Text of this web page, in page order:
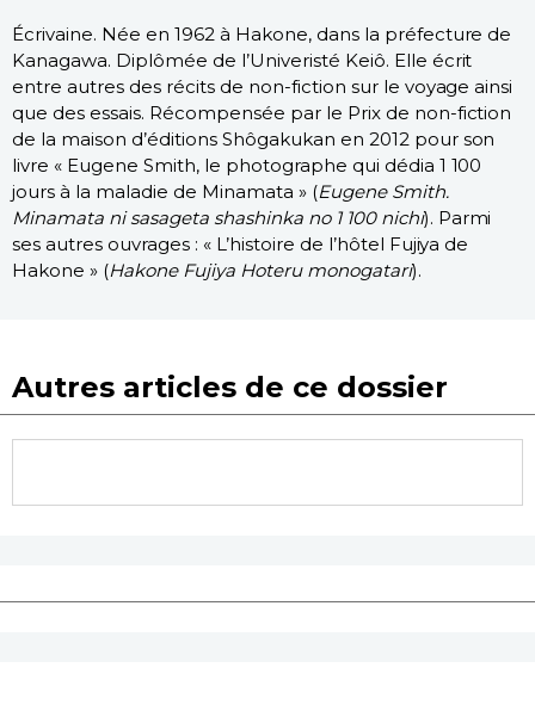
Écrivaine. Née en 1962 à Hakone, dans la préfecture de
Kanagawa. Diplômée de l’Univeristé Keiô. Elle écrit
entre autres des récits de non-fiction sur le voyage ainsi
que des essais. Récompensée par le Prix de non-fiction
de la maison d’éditions Shôgakukan en 2012 pour son
livre « Eugene Smith, le photographe qui dédia 1 100
jours à la maladie de Minamata » (Eugene Smith.
Minamata ni sasageta shashinka no 1 100 nichi). Parmi
ses autres ouvrages : « L’histoire de l’hôtel Fujiya de
Hakone » (Hakone Fujiya Hoteru monogatari).
Autres articles de ce dossier